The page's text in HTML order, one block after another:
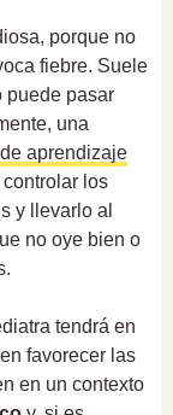
porque no
fiebre. Suele
puede pasar
una
aprendizaje
los
y llevarlo al
no oye bien o
tendrá en
favorecer las
en un contexto